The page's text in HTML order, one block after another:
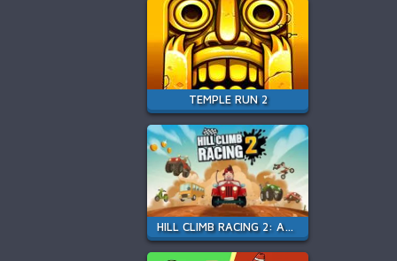
TEMPLE RUN 2
HILL CLIMB RACING 2: ADVENTURE